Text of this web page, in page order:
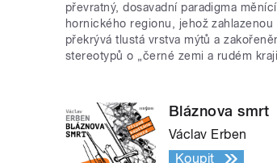
převratný, dosavadní paradigma
hornického regionu, jehož zahlazenou
překrývá tlustá vrstva mýtů a
stereotypů o „černé zemi a rudém
Bláznova smrt
Václav Erben
Koupit